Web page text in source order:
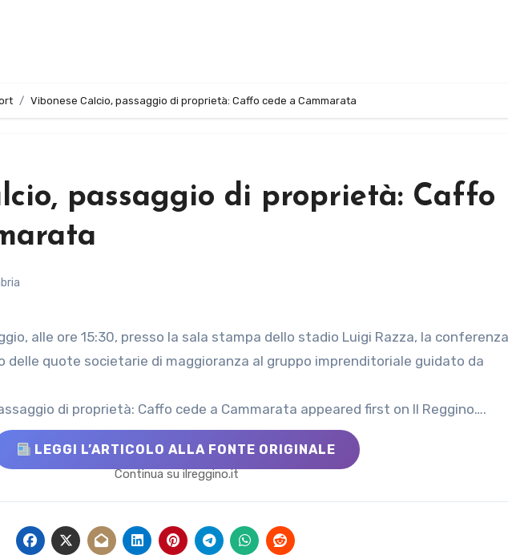
Vibonese Calcio, passaggio di proprietà: Caffo cede a Cammarata
passaggio di proprietà: Caffo
delle quote societarie di maggioranza al gruppo imprenditoriale guidato da
di proprietà: Caffo cede a Cammarata appeared first on Il Reggino….
LEGGI L’ARTICOLO ALLA FONTE ORIGINALE
Continua su ilreggino.it